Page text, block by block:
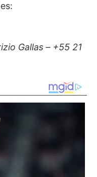
Gallas – +55 21